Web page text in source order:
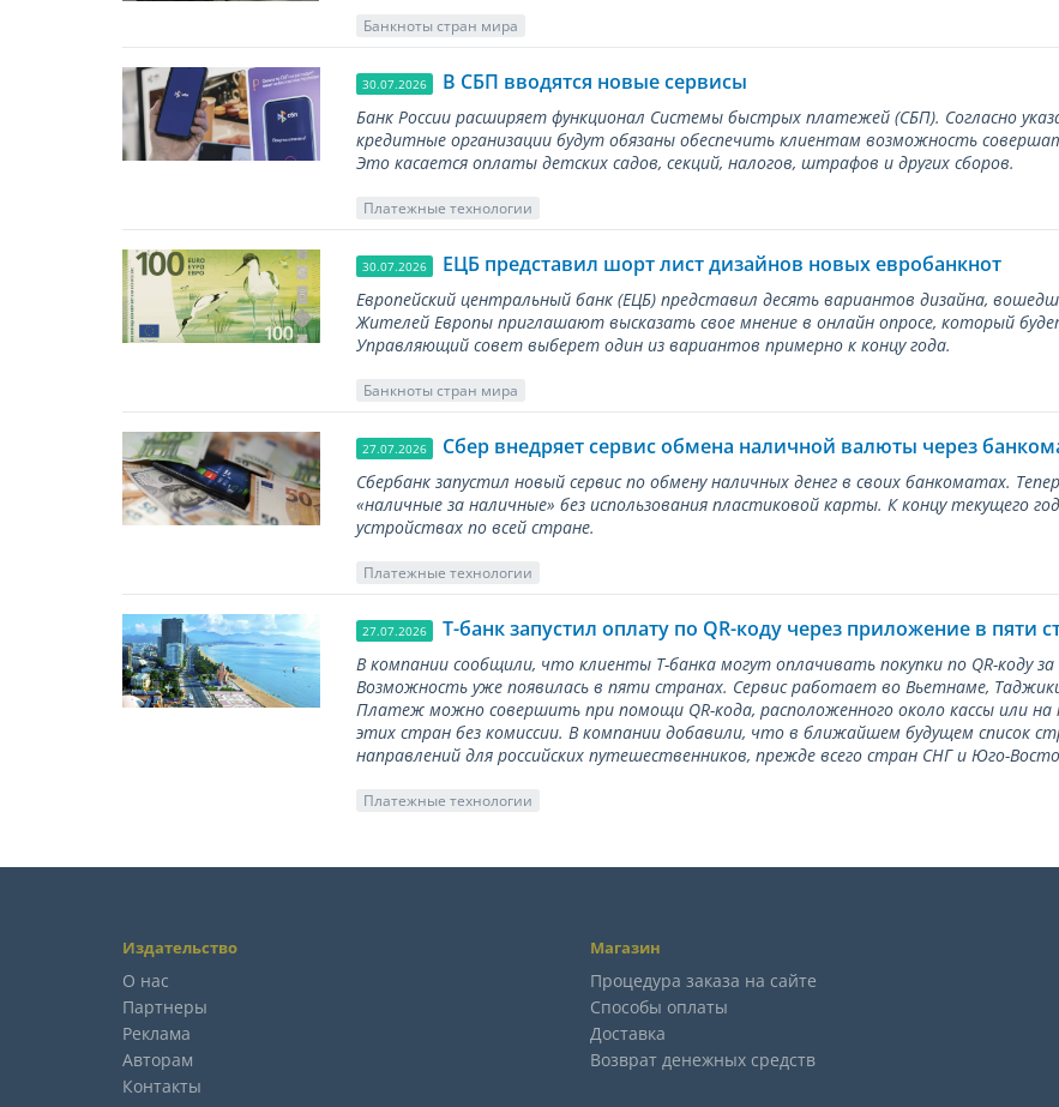
Банкноты стран мира
30.07.2026 В СБП вводятся новые сервисы
Банк России расширяет функционал Системы быстрых платежей (СБП). Согласно
кредитные организации будут обязаны обеспечить клиентам возможность
Это касается оплаты детских садов, секций, налогов, штрафов и других сборов.
Платежные технологии
30.07.2026 ЕЦБ представил шорт лист дизайнов новых евробанкнот
Европейский центральный банк (ЕЦБ) представил десять вариантов дизайна,
Жителей Европы приглашают высказать свое мнение в онлайн опросе, который
Управляющий совет выберет один из вариантов примерно к концу года.
Банкноты стран мира
27.07.2026 Сбер внедряет сервис обмена наличной валюты через
Сбербанк запустил новый сервис по обмену наличных денег в своих банкоматах.
«наличные за наличные» без использования пластиковой карты. К концу текущего
устройствах по всей стране.
Платежные технологии
27.07.2026 Т-банк запустил оплату по QR-коду через приложение в пяти
В компании сообщили, что клиенты Т-банка могут оплачивать покупки по QR-коду
Возможность уже появилась в пяти странах. Сервис работает во Вьетнаме,
Платеж можно совершить при помощи QR-кода, расположенного около кассы или
этих стран без комиссии. В компании добавили, что в ближайшем будущем список
направлений для российских путешественников, прежде всего стран СНГ и Юго-
Платежные технологии
Издательство
О нас
Партнеры
Реклама
Авторам
Контакты
Магазин
Процедура заказа на сайте
Способы оплаты
Доставка
Возврат денежных средств